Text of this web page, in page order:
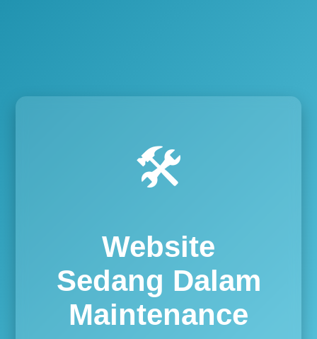
🛠️
Website
Sedang Dalam
Maintenance